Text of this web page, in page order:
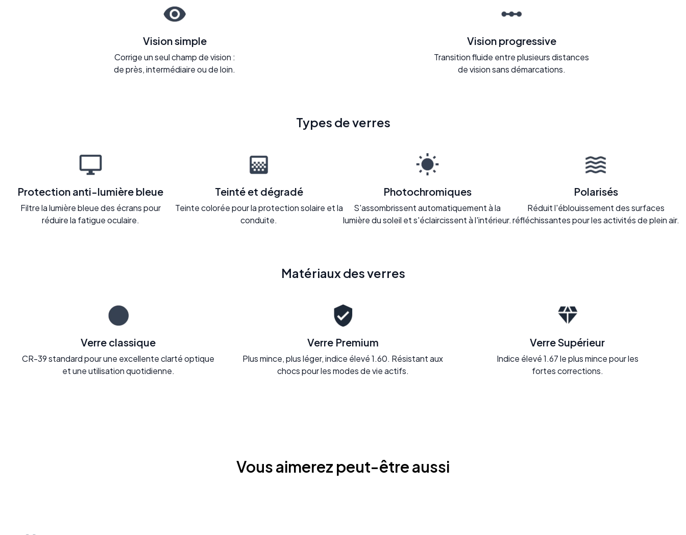
Vision simple
Corrige un seul champ de vision :
de près, intermédiaire ou de loin.
Vision progressive
Transition fluide entre plusieurs distances
de vision sans démarcations.
Types de verres
Protection anti-lumière bleue
Filtre la lumière bleue des écrans pour
réduire la fatigue oculaire.
Teinté et dégradé
Teinte colorée pour la protection solaire et la
conduite.
Photochromiques
S'assombrissent automatiquement à la
lumière du soleil et s'éclaircissent à l'intérieur.
Polarisés
Réduit l'éblouissement des surfaces
réfléchissantes pour les activités de plein air.
Matériaux des verres
Verre classique
CR-39 standard pour une excellente clarté optique
et une utilisation quotidienne.
Verre Premium
Plus mince, plus léger, indice élevé 1.60. Résistant aux
chocs pour les modes de vie actifs.
Verre Supérieur
Indice élevé 1.67 le plus mince pour les
fortes corrections.
Vous aimerez peut-être aussi